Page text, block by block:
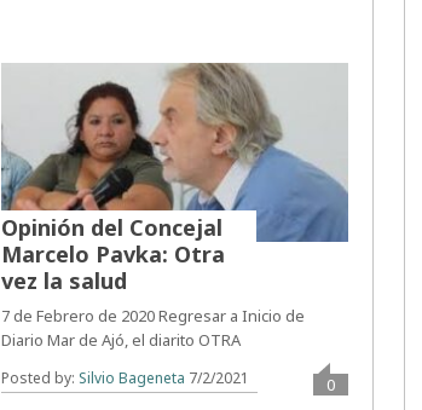
Opinión del Concejal
Marcelo Pavka: Otra
vez la salud
7 de Febrero de 2020 Regresar a Inicio de
Diario Mar de Ajó, el diarito OTRA
Posted by: Silvio Bageneta 7/2/2021 0